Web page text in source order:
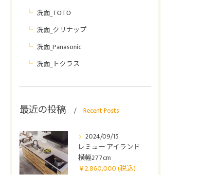
洗面_TOTO
洗面_クリナップ
洗面_Panasonic
洗面_トクラス
最近の投稿 Recent Posts
￥2,860,000
(税込)">
2024/09/15
レミュー アイランド
横幅277cm
￥2,860,000 (税込)